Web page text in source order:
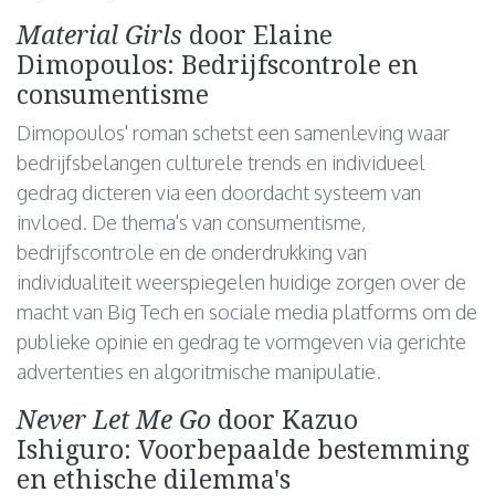
Material Girls door Elaine
Dimopoulos: Bedrijfscontrole en
consumentisme
Dimopoulos' roman schetst een samenleving waar
bedrijfsbelangen culturele trends en individueel
gedrag dicteren via een doordacht systeem van
invloed. De thema's van consumentisme,
bedrijfscontrole en de onderdrukking van
individualiteit weerspiegelen huidige zorgen over de
macht van Big Tech en sociale media platforms om de
publieke opinie en gedrag te vormgeven via gerichte
advertenties en algoritmische manipulatie.
Never Let Me Go door Kazuo
Ishiguro: Voorbepaalde bestemming
en ethische dilemma's